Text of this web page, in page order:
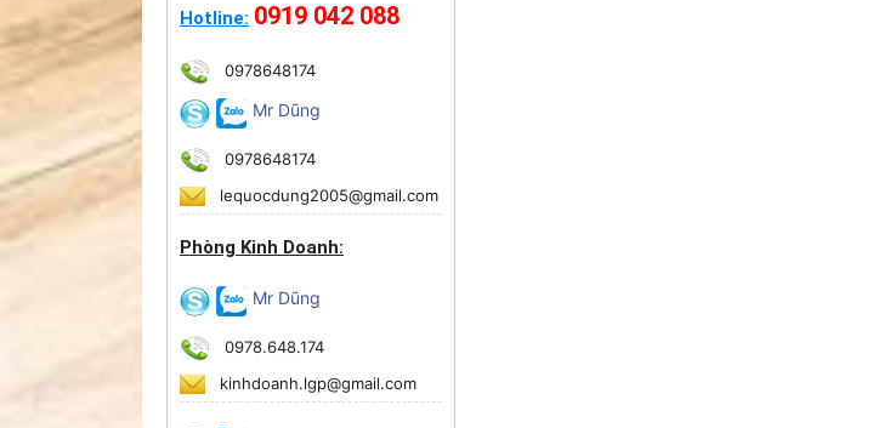
Hotline: 0919 042 088
0978648174
Mr Dũng
0978648174
lequocdung2005@gmail.com
Phòng Kinh Doanh:
Mr Dũng
0978.648.174
kinhdoanh.lgp@gmail.com